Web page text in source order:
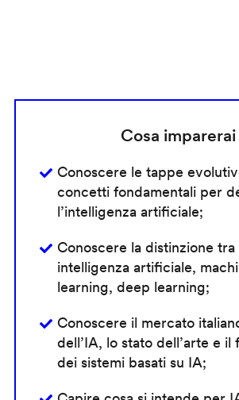
Cosa imparerai
Conoscere le tappe
concetti fondamentali per
l’intelligenza artificiale;
Conoscere la distinzione tra
intelligenza artificiale,
learning, deep learning;
Conoscere il mercato
dell’IA, lo stato dell’arte e il
dei sistemi basati su IA;